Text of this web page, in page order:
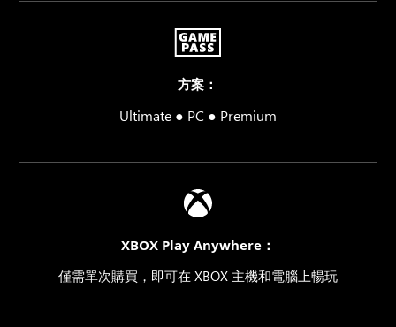
方案：
Ultimate ● PC ● Premium
XBOX Play Anywhere：
僅需單次購買，即可在 XBOX 主機和電腦上暢玩